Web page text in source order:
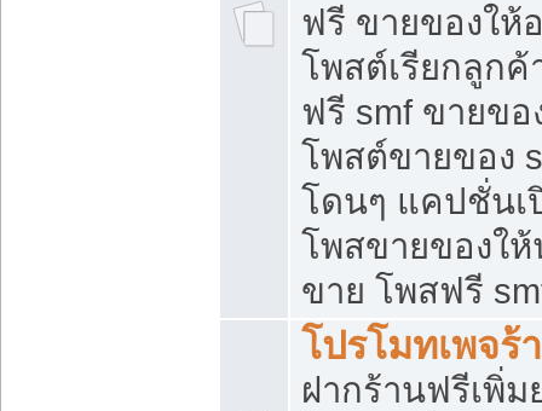
ฟรี ขายของให้
โพสต์เรียกลูกค้
ฟรี smf ขายขอ
โพสต์ขายของ
โดนๆ แคปชั่นเ
โพสขายของใ
ขาย โพสฟรี
โปรโมทเพจร้
ฝากร้านฟรีเพิ่